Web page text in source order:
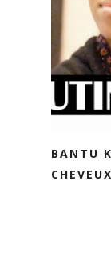
BANTU